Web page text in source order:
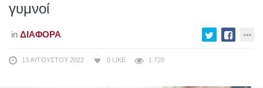
γυμνοί
in ΔΙΆΦΟΡΑ
13 ΑΥΓΟΎΣΤΟΥ 2022 0 LIKE 1,720